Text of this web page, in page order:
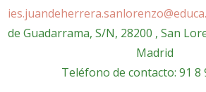
de Guadarrama, S/N, 28200 , San
Madrid
Teléfono de contacto: 91 8